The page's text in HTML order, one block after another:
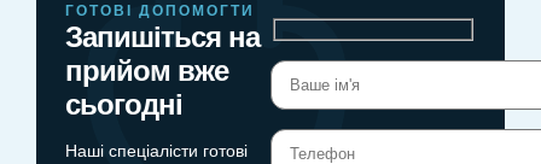
ГОТОВІ ДОПОМОГТИ
Запишіться на
прийом вже
сьогодні
Наші спеціалісти готові